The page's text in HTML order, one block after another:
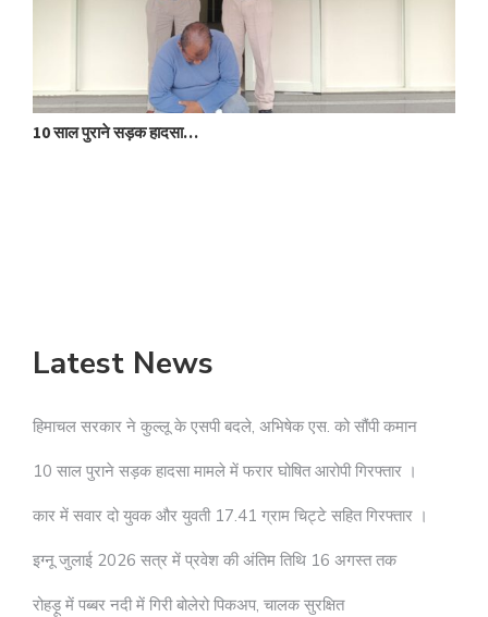
10 साल पुराने सड़क हादसा…
Latest News
हिमाचल सरकार ने कुल्लू के एसपी बदले, अभिषेक एस. को सौंपी कमान
10 साल पुराने सड़क हादसा मामले में फरार घोषित आरोपी गिरफ्तार ।
कार में सवार दो युवक और युवती 17.41 ग्राम चिट्टे सहित गिरफ्तार ।
इग्नू जुलाई 2026 सत्र में प्रवेश की अंतिम तिथि 16 अगस्त तक
रोहड़ू में पब्बर नदी में गिरी बोलेरो पिकअप, चालक सुरक्षित